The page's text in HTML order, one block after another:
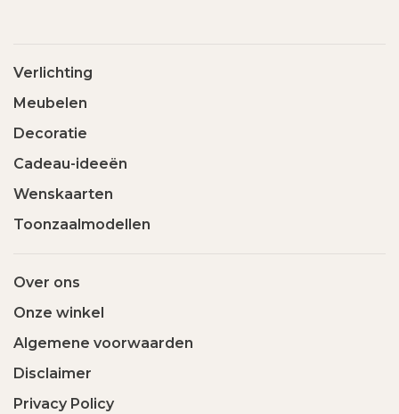
Verlichting
Meubelen
Decoratie
Cadeau-ideeën
Wenskaarten
Toonzaalmodellen
Over ons
Onze winkel
Algemene voorwaarden
Disclaimer
Privacy Policy